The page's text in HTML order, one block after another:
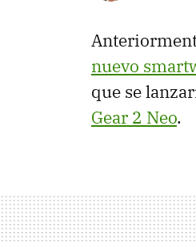
nuevo
que se
Gear 2 Neo.